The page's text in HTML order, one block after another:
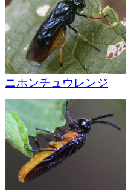
ニホンチュウレンジ